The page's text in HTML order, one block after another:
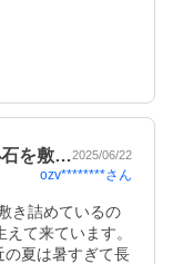
思っておりま
石を敷…2025/06/22
ozv********さん
き詰めているの
て来ています。
夏は暑すぎて長